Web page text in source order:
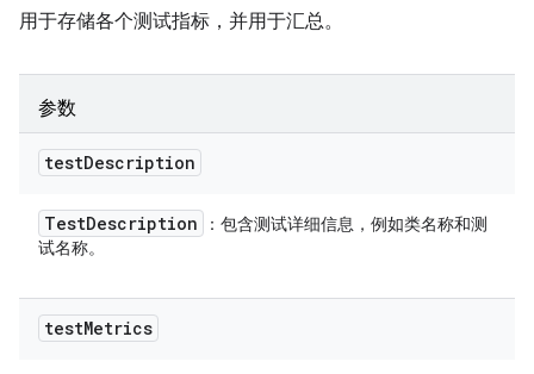
用于存储各个测试指标，并用于汇总。
参数
testDescription
TestDescription
：包含测试详细信息，例如类名称和测
试名称。
testMetrics